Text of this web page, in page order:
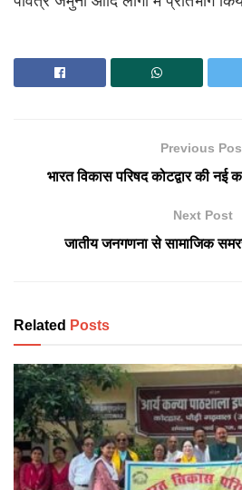
Previous
भारत विकास परिषद कोटद्वार की नई
Next Post
जातीय जनगणना से सामाजिक
Related Posts